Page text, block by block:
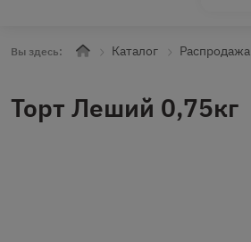
Вы здесь: Каталог Распродажа
Торт Леший 0,75кг